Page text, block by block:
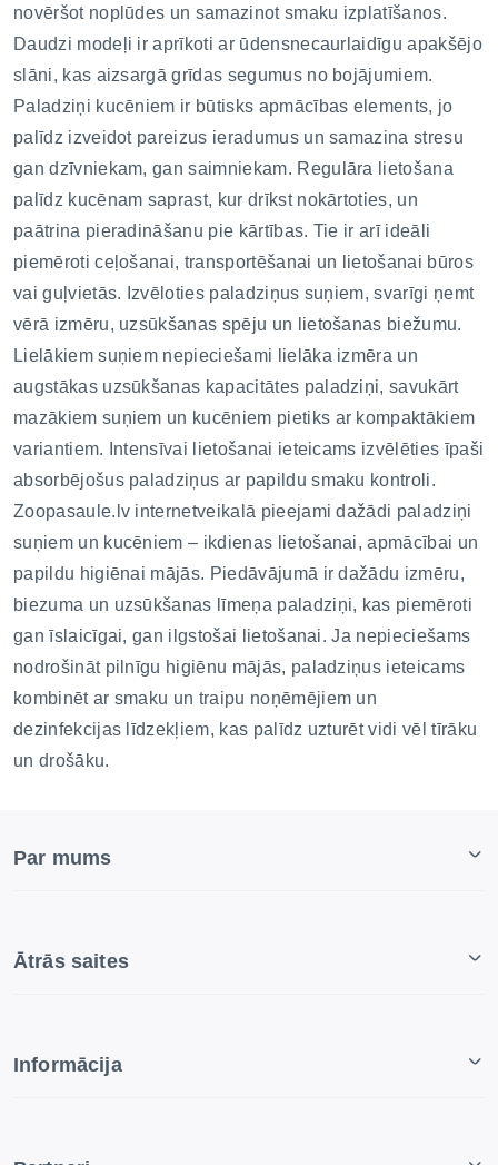
novēršot noplūdes un samazinot smaku izplatīšanos.
Daudzi modeļi ir aprīkoti ar ūdensnecaurlaidīgu apakšējo
slāni, kas aizsargā grīdas segumus no bojājumiem.
Paladziņi kucēniem ir būtisks apmācības elements, jo
palīdz izveidot pareizus ieradumus un samazina stresu
gan dzīvniekam, gan saimniekam. Regulāra lietošana
palīdz kucēnam saprast, kur drīkst nokārtoties, un
paātrina pieradināšanu pie kārtības. Tie ir arī ideāli
piemēroti ceļošanai, transportēšanai un lietošanai būros
vai guļvietās. Izvēloties paladziņus suņiem, svarīgi ņemt
vērā izmēru, uzsūkšanas spēju un lietošanas biežumu.
Lielākiem suņiem nepieciešami lielāka izmēra un
augstākas uzsūkšanas kapacitātes paladziņi, savukārt
mazākiem suņiem un kucēniem pietiks ar kompaktākiem
variantiem. Intensīvai lietošanai ieteicams izvēlēties īpaši
absorbējošus paladziņus ar papildu smaku kontroli.
Zoopasaule.lv internetveikalā pieejami dažādi paladziņi
suņiem un kucēniem – ikdienas lietošanai, apmācībai un
papildu higiēnai mājās. Piedāvājumā ir dažādu izmēru,
biezuma un uzsūkšanas līmeņa paladziņi, kas piemēroti
gan īslaicīgai, gan ilgstošai lietošanai. Ja nepieciešams
nodrošināt pilnīgu higiēnu mājās, paladziņus ieteicams
kombinēt ar smaku un traipu noņēmējiem un
dezinfekcijas līdzekļiem, kas palīdz uzturēt vidi vēl tīrāku
un drošāku.
Par mums
Ātrās saites
Informācija